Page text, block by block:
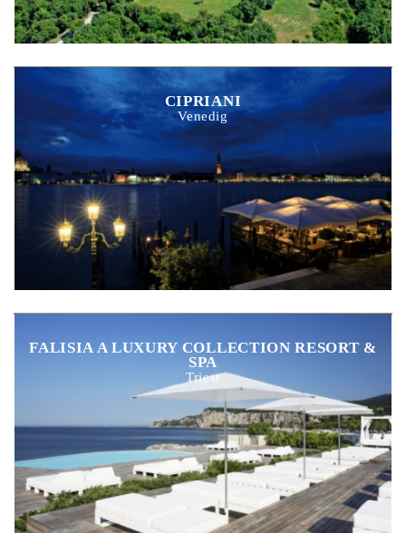
CIPRIANI
Venedig
FALISIA A LUXURY COLLECTION RESORT &
SPA
Triest